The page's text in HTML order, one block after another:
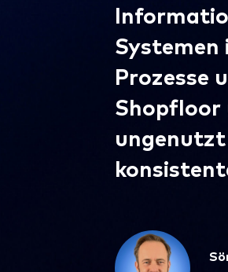
Systemen
Prozesse
Shopfloor
ungenutzt